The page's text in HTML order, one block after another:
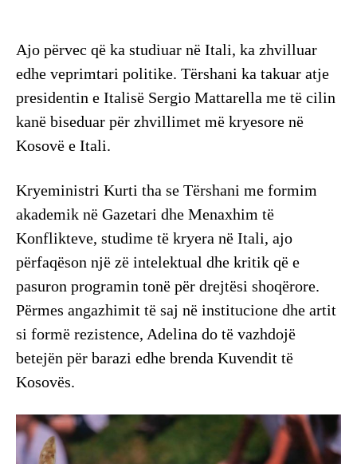
Ajo përvec që ka studiuar në Itali, ka zhvilluar
edhe veprimtari politike. Tërshani ka takuar atje
presidentin e Italisë Sergio Mattarella me të cilin
kanë biseduar për zhvillimet më kryesore në
Kosovë e Itali.
Kryeministri Kurti tha se Tërshani me formim
akademik në Gazetari dhe Menaxhim të
Konflikteve, studime të kryera në Itali, ajo
përfaqëson një zë intelektual dhe kritik që e
pasuron programin tonë për drejtësi shoqërore.
Përmes angazhimit të saj në institucione dhe artit
si formë rezistence, Adelina do të vazhdojë
betejën për barazi edhe brenda Kuvendit të
Kosovës.